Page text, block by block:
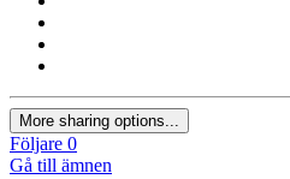
More sharing options...
Följare 0
Gå till ämnen